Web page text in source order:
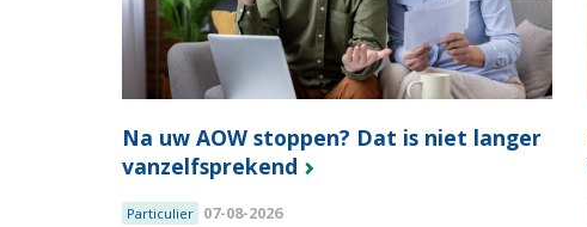
Na uw AOW stoppen? Dat is niet langer
vanzelfsprekend
Particulier 07-08-2026